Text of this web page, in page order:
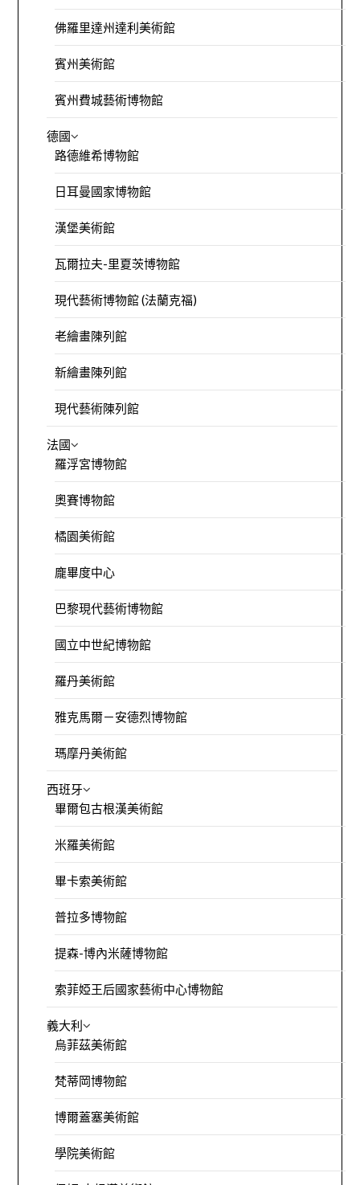
佛羅里達州達利美術館
賓州美術館
賓州費城藝術博物館
德國
路德維希博物館
日耳曼國家博物館
漢堡美術館
瓦爾拉夫-里夏茨博物館
現代藝術博物館 (法蘭克福)
老繪畫陳列館
新繪畫陳列館
現代藝術陳列館
法國
羅浮宮博物館
奧賽博物館
橘園美術館
龐畢度中心
巴黎現代藝術博物館
國立中世紀博物館
羅丹美術館
雅克馬爾－安德烈博物館
瑪摩丹美術館
西班牙
畢爾包古根漢美術館
米羅美術館
畢卡索美術館
普拉多博物館
提森-博內米薩博物館
索菲婭王后國家藝術中心博物館
義大利
烏菲茲美術館
梵蒂岡博物館
博爾蓋塞美術館
學院美術館